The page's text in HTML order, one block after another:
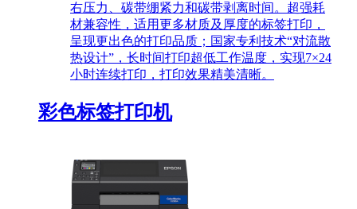
右压力、碳带绷紧力和碳带剥离时间。超强耗
材兼容性，适用更多材质及厚度的标签打印，
呈现更出色的打印品质；国家专利技术“对流散
热设计”，长时间打印超低工作温度，实现7×24
小时连续打印，打印效果精美清晰。
彩色标签打印机